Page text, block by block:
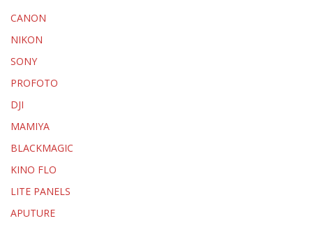
CANON
NIKON
SONY
PROFOTO
DJI
MAMIYA
BLACKMAGIC
KINO FLO
LITE PANELS
APUTURE